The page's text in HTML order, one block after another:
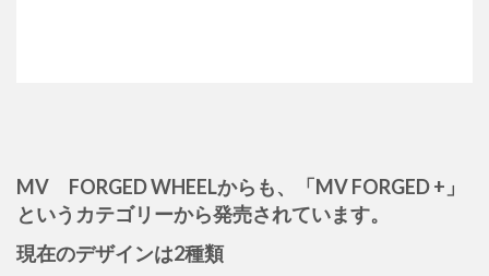
MV FORGED WHEELからも、「MV FORGED +」
というカテゴリーから発売されています。
現在のデザインは2種類